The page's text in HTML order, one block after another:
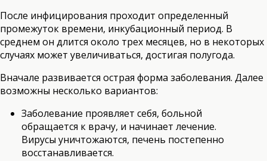
После инфицирования проходит определенный
промежуток времени, инкубационный период. В
среднем он длится около трех месяцев, но в некоторых
случаях может увеличиваться, достигая полугода.
Вначале развивается острая форма заболевания. Далее
возможны несколько вариантов:
Заболевание проявляет себя, больной
обращается к врачу, и начинает лечение.
Вирусы уничтожаются, печень постепенно
восстанавливается.